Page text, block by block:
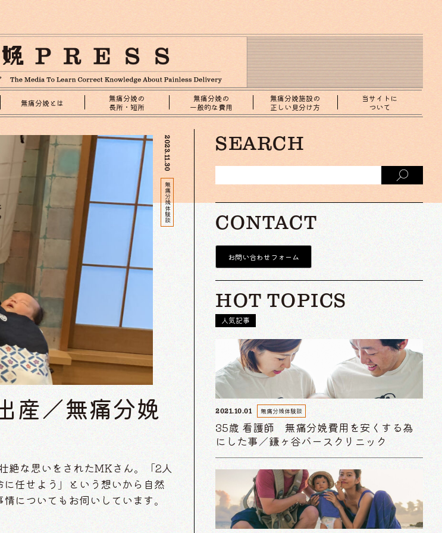
無痛分娩とは
無痛分娩の
長所・短所
無痛分娩の
一般的な費用
無痛分娩施設の
正しい見分け方
当サイトに
ついて
2023.11.30
無痛分娩体験談
産／無痛分娩
絶な思いをされたMKさん。「2人
任せよう」という想いから自然
についてもお伺いしています。
SEARCH
CONTACT
お問い合わせフォーム
HOT TOPICS
人気記事
2021.10.01 無痛分娩体験談
35歳 看護師 無痛分娩費用を安くする為
にした事／鎌ヶ谷バースクリニック